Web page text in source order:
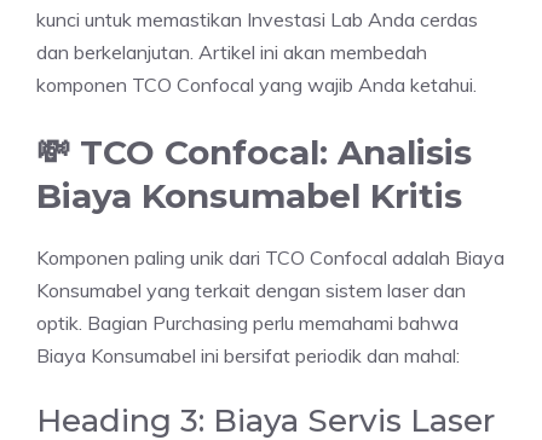
kunci untuk memastikan Investasi Lab Anda cerdas
dan berkelanjutan. Artikel ini akan membedah
komponen TCO Confocal yang wajib Anda ketahui.
💸 TCO Confocal: Analisis
Biaya Konsumabel Kritis
Komponen paling unik dari TCO Confocal adalah Biaya
Konsumabel yang terkait dengan sistem laser dan
optik. Bagian Purchasing perlu memahami bahwa
Biaya Konsumabel ini bersifat periodik dan mahal:
Heading 3: Biaya Servis Laser